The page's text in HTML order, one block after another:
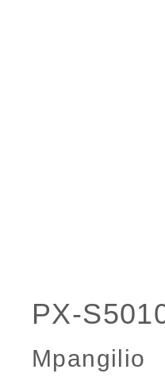
Mpangilio